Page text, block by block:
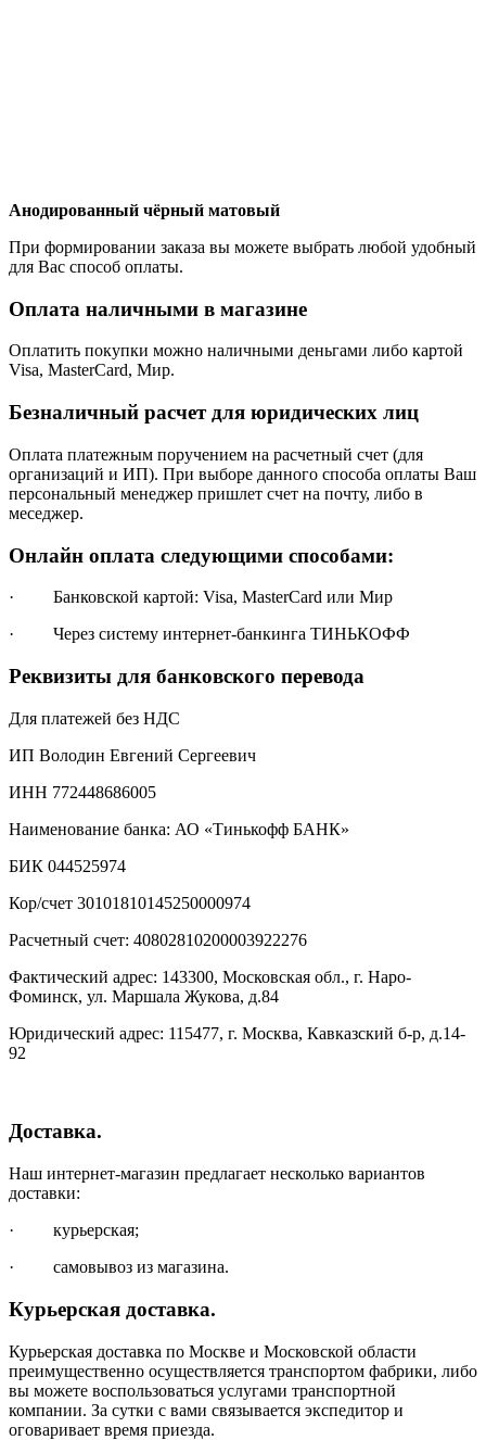
Анодированный чёрный матовый
При формировании заказа вы можете выбрать любой удобный
для Вас способ оплаты.
Оплата наличными в магазине
Оплатить покупки можно наличными деньгами либо картой
Visa, MasterCard, Мир.
Безналичный расчет для юридических лиц
Оплата платежным поручением на расчетный счет (для
организаций и ИП). При выборе данного способа оплаты Ваш
персональный менеджер пришлет счет на почту, либо в
меседжер.
Онлайн оплата следующими способами:
· Банковской картой: Visa, MasterCard или Мир
· Через систему интернет-банкинга ТИНЬКОФФ
Реквизиты для банковского перевода
Для платежей без НДС
ИП Володин Евгений Сергеевич
ИНН 772448686005
Наименование банка: АО «Тинькофф БАНК»
БИК 044525974
Кор/счет 30101810145250000974
Расчетный счет: 40802810200003922276
Фактический адрес: 143300, Московская обл., г. Наро-
Фоминск, ул. Маршала Жукова, д.84
Юридический адрес: 115477, г. Москва, Кавказский б-р, д.14-
92
Доставка.
Наш интернет-магазин предлагает несколько вариантов
доставки:
· курьерская;
· самовывоз из магазина.
Курьерская доставка.
Курьерская доставка по Москве и Московской области
преимущественно осуществляется транспортом фабрики, либо
вы можете воспользоваться услугами транспортной
компании. За сутки с вами связывается экспедитор и
оговаривает время приезда.